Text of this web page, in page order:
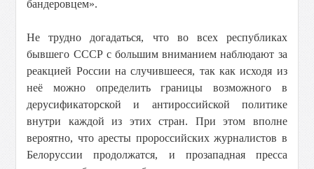
бандеровцем».
Не трудно догадаться, что во всех республиках
бывшего СССР с большим вниманием наблюдают за
реакцией России на случившееся, так как исходя из
неё можно определить границы возможного в
дерусификаторской и антироссийской политике
внутри каждой из этих стран. При этом вполне
вероятно, что аресты пророссийских журналистов в
Белоруссии продолжатся, и прозападная пресса